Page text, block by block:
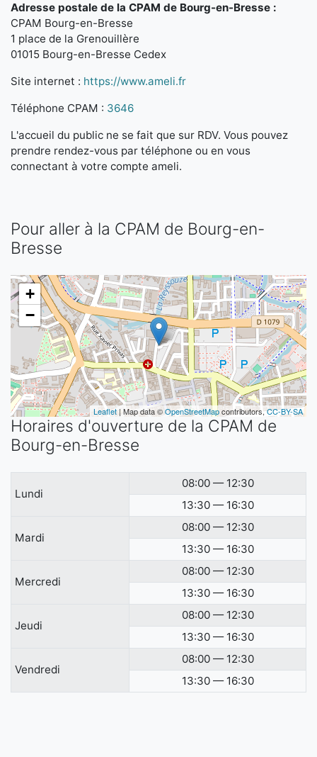
Adresse postale de la CPAM de Bourg-en-Bresse :
CPAM Bourg-en-Bresse
1 place de la Grenouillère
01015 Bourg-en-Bresse Cedex
Site internet : https://www.ameli.fr
Téléphone CPAM : 3646
L'accueil du public ne se fait que sur RDV. Vous pouvez
prendre rendez-vous par téléphone ou en vous
connectant à votre compte ameli.
Pour aller à la CPAM de Bourg-en-
Bresse
+
−
Leaflet | Map data ©OpenStreetMapcontributors,CC-BY-SA
Horaires d'ouverture de la CPAM de
Bourg-en-Bresse
Lundi
08:00 — 12:30
13:30 — 16:30
Mardi
08:00 — 12:30
13:30 — 16:30
Mercredi
08:00 — 12:30
13:30 — 16:30
Jeudi
08:00 — 12:30
13:30 — 16:30
Vendredi
08:00 — 12:30
13:30 — 16:30